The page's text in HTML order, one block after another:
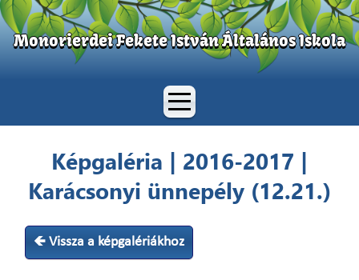
Monorierdei Fekete István Általános Iskola
Képgaléria | 2016-2017 |
Karácsonyi ünnepély (12.21.)
🡸 Vissza a képgalériákhoz